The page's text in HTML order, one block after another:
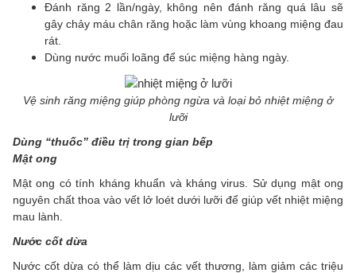
Đánh răng 2 lần/ngày, không nên đánh răng quá lâu sẽ
gây chảy máu chân răng hoặc làm vùng khoang miệng đau
rát.
Dùng nước muối loãng để súc miệng hàng ngày.
Vệ sinh răng miệng giúp phòng ngừa và loại bỏ nhiệt miệng ở
lưỡi
Dùng “thuốc” điều trị trong gian bếp
Mật ong
Mật ong có tính kháng khuẩn và kháng virus. Sử dụng mật ong
nguyên chất thoa vào vết lở loét dưới lưỡi để giúp vết nhiệt miệng
mau lành.
Nước cốt dừa
Nước cốt dừa có thể làm dịu các vết thương, làm giảm các triệu